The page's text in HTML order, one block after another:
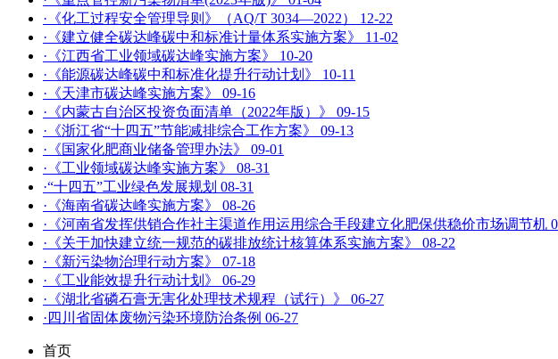
·《化工过程安全管理导则》（AQ/T 3034—2022） 12-22
·《建立健全碳达峰碳中和标准计量体系实施方案》 11-02
·《江西省工业领域碳达峰实施方案》 10-20
·《能源碳达峰碳中和标准化提升行动计划》 10-11
·《天津市碳达峰实施方案》 09-16
·《内蒙古自治区投资负面清单（2022年版）》 09-15
·《浙江省“十四五”节能减排综合工作方案》 09-13
·《国家化肥商业储备管理办法》 09-01
·《工业领域碳达峰实施方案》 08-31
·“十四五”工业绿色发展规划 08-31
·《海南省碳达峰实施方案》 08-26
·《河南省发挥供销合作社主渠道作用运用综合手段建立化肥保供稳价市场调节机
·《关于加快建立统一规范的碳排放统计核算体系实施方案》 08-22
·《新污染物治理行动方案》 07-18
·《工业能效提升行动计划》 06-29
·《湖北省磷石膏无害化处理技术规程（试行）》 06-27
·四川省固体废物污染环境防治条例 06-27
首页